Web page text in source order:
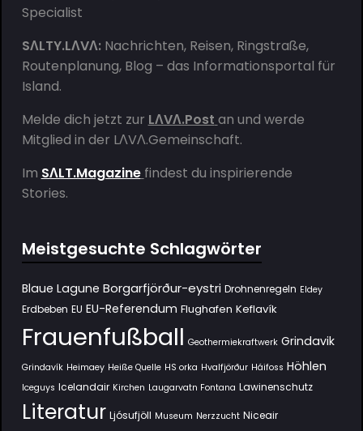
SΛLTY.LΛVΛ:Nachrichten, Reisen, Ringstraße,
Routenplanung, Blog – das Informationsportal für
Island.
Melde dich jetzt zur LΛVΛ.Post an und werde
Mitglied in der LΛVΛ.Gemeinschaft.
Im SΛLT.Magazine findest du inspirierende
Stories.
Meistgesuchte Schlagwörter
Blaue Lagune Borgarfjörður-eystri Drohnenregeln Eldey
Erdbeben EU EU-Referendum Flughafen Keflavík
Frauenfußball Geothermiekraftwerk Grindavik
Grindavík Heimaey Heiße Quelle HS orka Hvalfjörður Háifoss Höhlen
Iceguys Icelandair Kirchen Laugarvatn Fontana Lawinenschutz
Literatur Ljósufjöll Museum Nerzzucht Niceair